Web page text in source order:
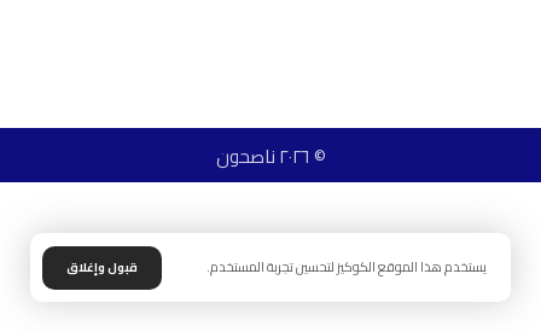
© ٢٠٢٦ ناصحون
يستخدم هذا الموقع الكوكيز لتحسين تجربة المستخدم. قبول وإغلاق